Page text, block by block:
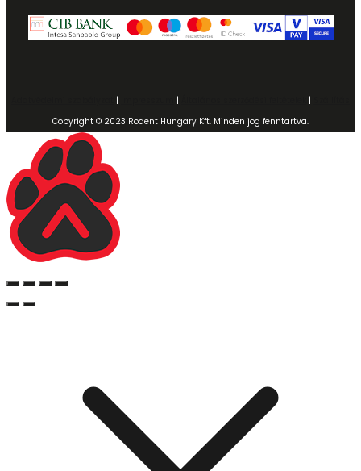
| | |
Copyright © 2023 Rodent Hungary Kft. Minden jog fenntartva.